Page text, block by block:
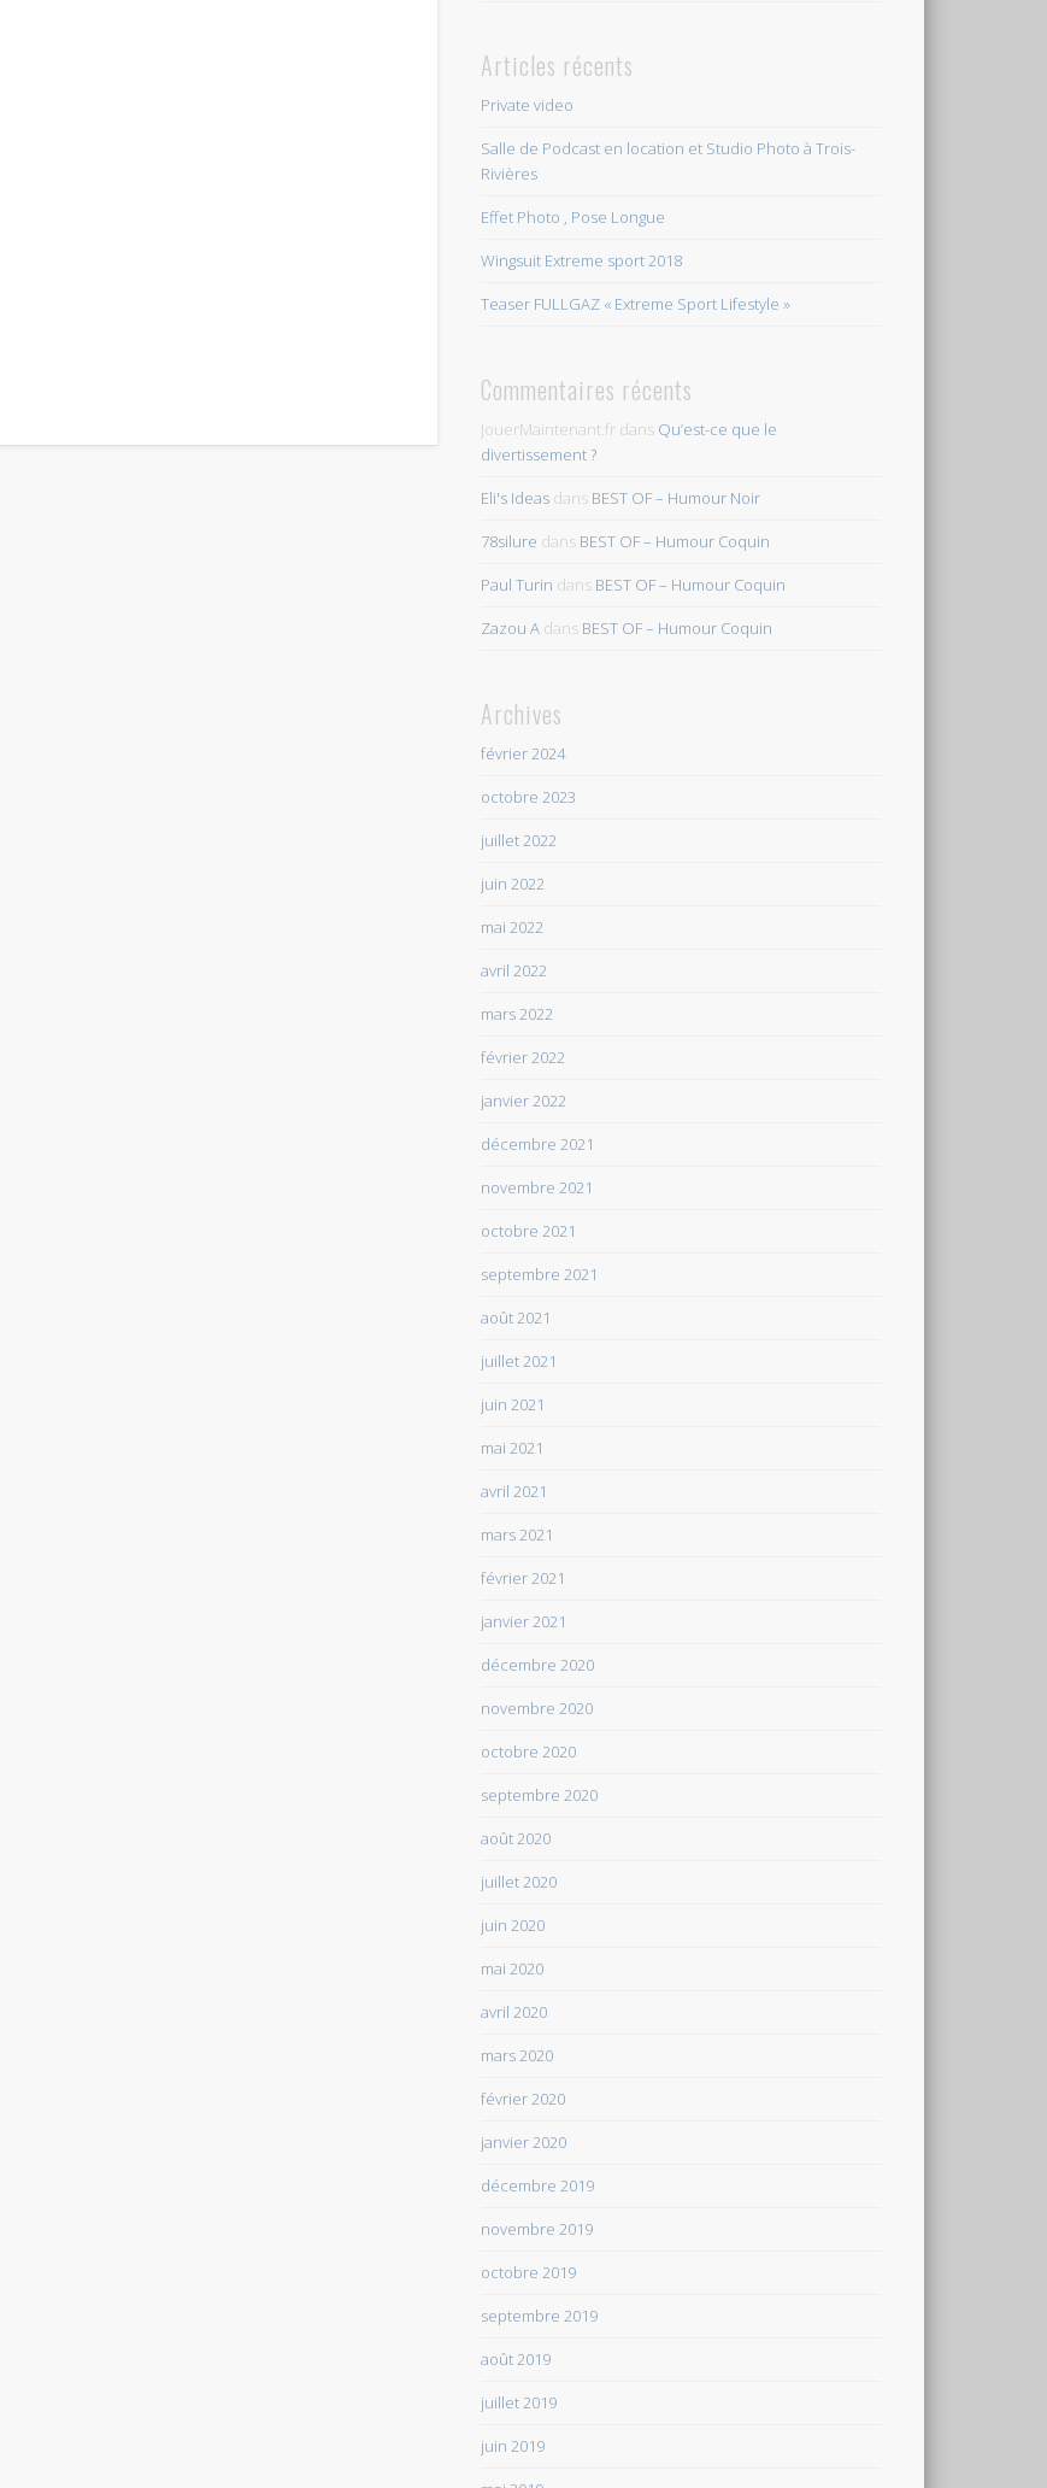
Articles récents
Private video
Salle de Podcast en location et Studio Photo à Trois-
Rivières
Effet Photo , Pose Longue
Wingsuit Extreme sport 2018
Teaser FULLGAZ « Extreme Sport Lifestyle »
Commentaires récents
JouerMaintenant.fr dans Qu’est-ce que le
divertissement ?
Eli's Ideas dans BEST OF – Humour Noir
78silure dans BEST OF – Humour Coquin
Paul Turin dans BEST OF – Humour Coquin
Zazou A dans BEST OF – Humour Coquin
Archives
février 2024
octobre 2023
juillet 2022
juin 2022
mai 2022
avril 2022
mars 2022
février 2022
janvier 2022
décembre 2021
novembre 2021
octobre 2021
septembre 2021
août 2021
juillet 2021
juin 2021
mai 2021
avril 2021
mars 2021
février 2021
janvier 2021
décembre 2020
novembre 2020
octobre 2020
septembre 2020
août 2020
juillet 2020
juin 2020
mai 2020
avril 2020
mars 2020
février 2020
janvier 2020
décembre 2019
novembre 2019
octobre 2019
septembre 2019
août 2019
juillet 2019
juin 2019